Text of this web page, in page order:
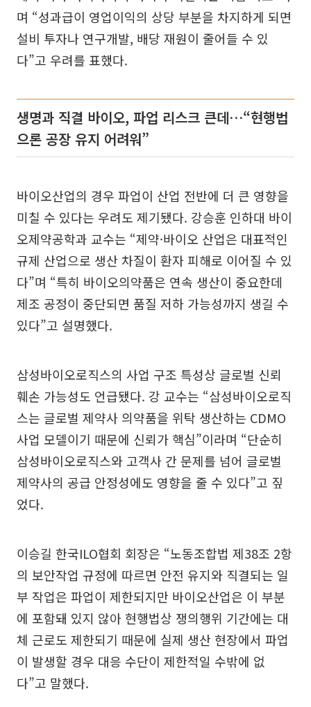
며 “성과급이 영업이익의 상당 부분을 차지하게 되면
설비 투자나 연구개발, 배당 재원이 줄어들 수 있
다”고 우려를 표했다.
생명과 직결 바이오, 파업 리스크 큰데…“현행법
으론 공장 유지 어려워”
바이오산업의 경우 파업이 산업 전반에 더 큰 영향을
미칠 수 있다는 우려도 제기됐다. 강승훈 인하대 바이
오제약공학과 교수는 “제약·바이오 산업은 대표적인
규제 산업으로 생산 차질이 환자 피해로 이어질 수 있
다”며 “특히 바이오의약품은 연속 생산이 중요한데
제조 공정이 중단되면 품질 저하 가능성까지 생길 수
있다”고 설명했다.
삼성바이오로직스의 사업 구조 특성상 글로벌 신뢰
훼손 가능성도 언급됐다. 강 교수는 “삼성바이오로직
스는 글로벌 제약사 의약품을 위탁 생산하는 CDMO
사업 모델이기 때문에 신뢰가 핵심”이라며 “단순히
삼성바이오로직스와 고객사 간 문제를 넘어 글로벌
제약사의 공급 안정성에도 영향을 줄 수 있다”고 짚
었다.
이승길 한국ILO협회 회장은 “노동조합법 제38조 2항
의 보안작업 규정에 따르면 안전 유지와 직결되는 일
부 작업은 파업이 제한되지만 바이오산업은 이 부분
에 포함돼 있지 않아 현행법상 쟁의행위 기간에는 대
체 근로도 제한되기 때문에 실제 생산 현장에서 파업
이 발생할 경우 대응 수단이 제한적일 수밖에 없
다”고 말했다.